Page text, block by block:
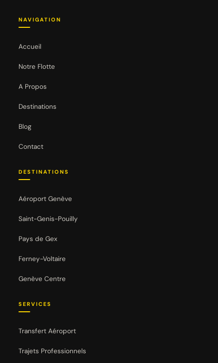
NAVIGATION
Accueil
Notre Flotte
A Propos
Destinations
Blog
Contact
DESTINATIONS
Aéroport Genève
Saint-Genis-Pouilly
Pays de Gex
Ferney-Voltaire
Genève Centre
SERVICES
Transfert Aéroport
Trajets Professionnels